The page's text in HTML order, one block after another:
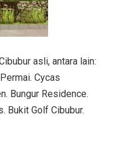
asli, antara lain:
Cycas
Bungur Residence.
Bukit Golf Cibubur.